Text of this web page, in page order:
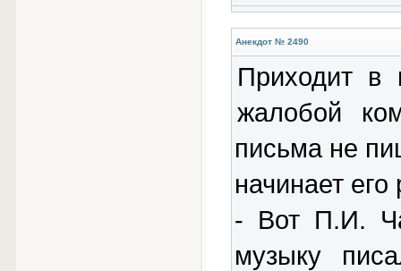
Анекдот № 2490
Приходит в
жалобой
письма не
начинает его
- Вот П.И.
музыку